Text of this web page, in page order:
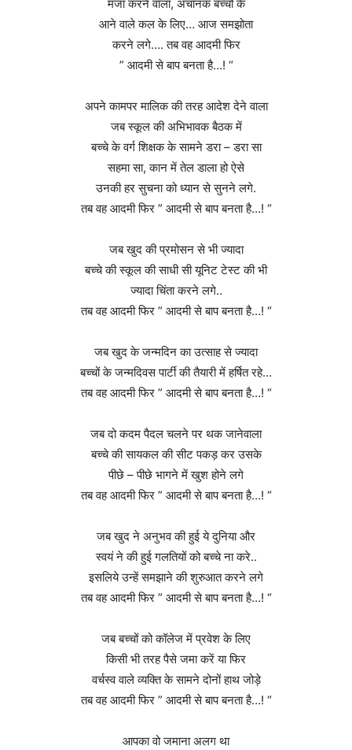
मजा करने वाला, अचानक बच्चों के
आने वाले कल के लिए… आज समझोता
करने लगे…. तब वह आदमी फिर
” आदमी से बाप बनता है…! “
अपने कामपर मालिक की तरह आदेश देने वाला
जब स्कूल की अभिभावक बैठक में
बच्चे के वर्ग शिक्षक के सामने डरा – डरा सा
सहमा सा, कान में तेल डाला हो ऐसे
उनकी हर सुचना को ध्यान से सुनने लगे.
तब वह आदमी फिर ” आदमी से बाप बनता है…! “
जब खुद की प्रमोसन से भी ज्यादा
बच्चे की स्कूल की साधी सी यूनिट टेस्ट की भी
ज्यादा चिंता करने लगे..
तब वह आदमी फिर ” आदमी से बाप बनता है…! “
जब खुद के जन्मदिन का उत्साह से ज्यादा
बच्चों के जन्मदिवस पार्टी की तैयारी में हर्षित रहे…
तब वह आदमी फिर ” आदमी से बाप बनता है…! “
जब दो कदम पैदल चलने पर थक जानेवाला
बच्चे की सायकल की सीट पकड़ कर उसके
पीछे – पीछे भागने में खुश होने लगे
तब वह आदमी फिर ” आदमी से बाप बनता है…! “
जब खुद ने अनुभव की हुई ये दुनिया और
स्वयं ने की हुई गलतियों को बच्चे ना करे..
इसलिये उन्हें समझाने की शुरुआत करने लगे
तब वह आदमी फिर ” आदमी से बाप बनता है…! “
जब बच्चों को कॉलेज में प्रवेश के लिए
किसी भी तरह पैसे जमा करें या फिर
वर्चस्व वाले व्यक्ति के सामने दोनों हाथ जोड़े
तब वह आदमी फिर ” आदमी से बाप बनता है…! “
आपका वो जमाना अलग था